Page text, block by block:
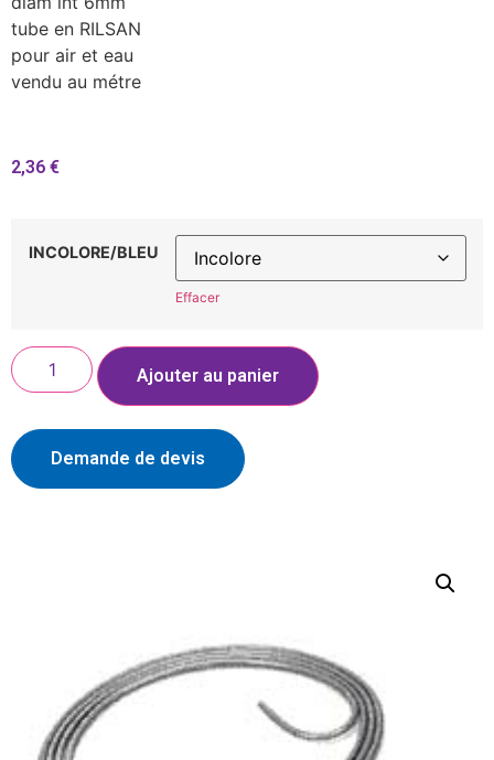
tube en RILSAN
pour air et eau
vendu au métre
2,36 €
INCOLORE/BLEU
Effacer
Ajouter au panier
Demande de devis